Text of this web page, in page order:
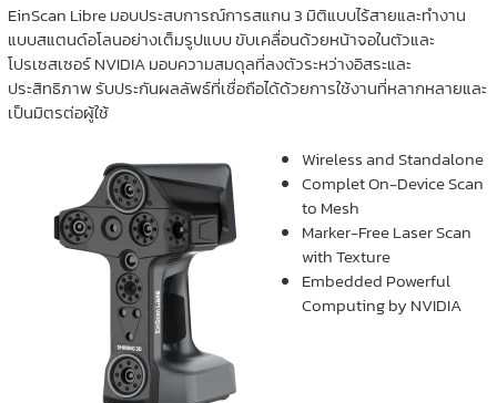
EinScan Libre มอบประสบการณ์การสแกน 3 มิติแบบไร้สายและทำงาน
แบบสแตนด์อโลนอย่างเต็มรูปแบบ ขับเคลื่อนด้วยหน้าจอในตัวและ
โปรเซสเซอร์ NVIDIA มอบความสมดุลที่ลงตัวระหว่างอิสระและ
ประสิทธิภาพ รับประกันผลลัพธ์ที่เชื่อถือได้ด้วยการใช้งานที่หลากหลายและ
เป็นมิตรต่อผู้ใช้
Wireless and Standalone
Complet On-Device Scan
to Mesh
Marker-Free Laser Scan
with Texture
Embedded Powerful
Computing by NVIDIA